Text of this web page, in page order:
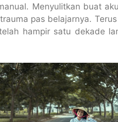
Menyulitkan buat
pas belajarnya.
hampir satu dekade